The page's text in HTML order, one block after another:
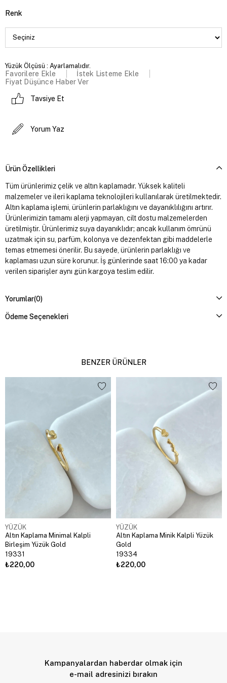
Renk
Yüzük Ölçüsü : Ayarlamalıdır.
Favorilere Ekle
İstek Listeme Ekle
Fiyat Düşünce Haber Ver
Tavsiye Et
Yorum Yaz
Ürün Özellikleri
Tüm ürünlerimiz çelik ve altın kaplamadır. Yüksek kaliteli
malzemeler ve ileri kaplama teknolojileri kullanılarak üretilmektedir.
Altın kaplama işlemi, ürünlerin parlaklığını ve dayanıklılığını artırır.
Ürünlerimizin tamamı alerji yapmayan, cilt dostu malzemelerden
üretilmiştir. Ürünlerimiz suya dayanıklıdır; ancak kullanım ömrünü
uzatmak için su, parfüm, kolonya ve dezenfektan gibi maddelerle
temas etmemesi önerilir. Bu sayede, ürünlerin parlaklığı ve
kaplaması uzun süre korunur. İş günlerinde saat 16:00 ya kadar
verilen siparişler aynı gün kargoya teslim edilir.
Yorumlar(0)
Ödeme Seçenekleri
BENZER ÜRÜNLER
YÜZÜK
Altın Kaplama Minimal Kalpli
Birleşim Yüzük Gold
19331
₺220,00
YÜZÜK
Altın Kaplama Minik Kalpli Yüzük
Gold
19334
₺220,00
Kampanyalardan haberdar olmak için
e-mail adresinizi bırakın